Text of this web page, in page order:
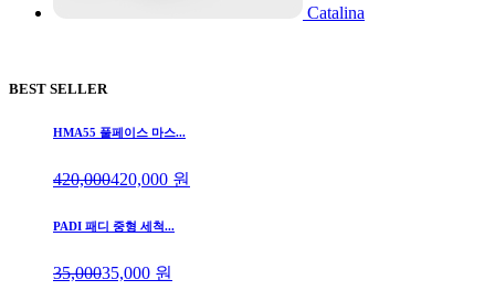
Catalina
BEST SELLER
HMA55 풀페이스 마스...
420,000420,000 원
PADI 패디 중형 세척...
35,00035,000 원